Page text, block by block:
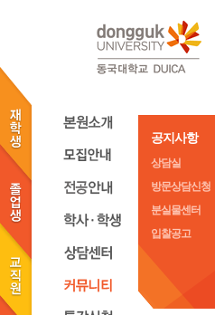
공지사항
상담실
방문상담신청
분실물센터
입찰공고